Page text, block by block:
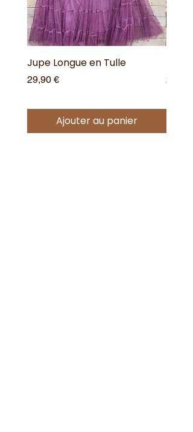
Jupe Longue en Tulle
Prix
29,90 €
Ajouter au panier
Prix
25,00 €